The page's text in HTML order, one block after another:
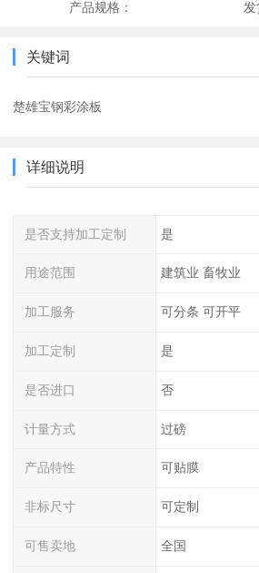
产品规格： 发
关键词
楚雄宝钢彩涂板
详细说明
是否支持加工定制 是
用途范围 建筑业 畜牧业
加工服务 可分条 可开平
加工定制 是
是否进口 否
计量方式 过磅
产品特性 可贴膜
非标尺寸 可定制
可售卖地 全国